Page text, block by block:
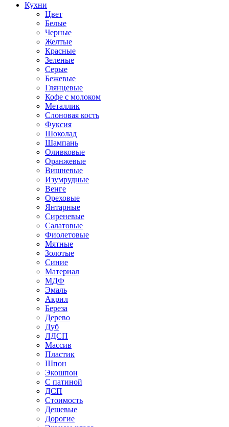
Кухни
Цвет
Белые
Черные
Желтые
Красные
Зеленые
Серые
Бежевые
Глянцевые
Кофе с молоком
Металлик
Слоновая кость
Фуксия
Шоколад
Шампань
Оливковые
Оранжевые
Вишневые
Изумрудные
Венге
Ореховые
Янтарные
Сиреневые
Салатовые
Фиолетовые
Мятные
Золотые
Синие
Материал
МДФ
Эмаль
Акрил
Береза
Дерево
Дуб
ЛДСП
Массив
Пластик
Шпон
Экошпон
С патиной
ДСП
Стоимость
Дешевые
Дорогие